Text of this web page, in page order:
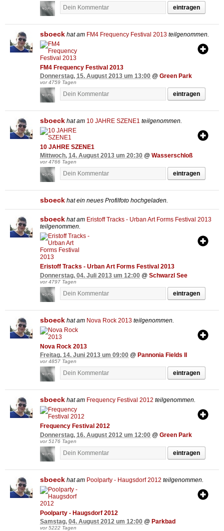
eintragen
sboeck hat am FM4 Frequency Festival 2013 teilgenommen.
FM4 Frequency Festival 2013
Donnerstag, 15. August 2013 um 13:00 @ Green Park
vor 4759 Tagen
eintragen
sboeck hat am 10 JAHRE SZENE1 teilgenommen.
10 JAHRE SZENE1
Mittwoch, 14. August 2013 um 20:30 @ Wasserschloß
vor 4766 Tagen
eintragen
sboeck hat ein neues Profilfoto hochgeladen.
sboeck hat am Eristoff Tracks - Urban Art Forms Festival 2013
teilgenommen.
Eristoff Tracks - Urban Art Forms Festival 2013
Donnerstag, 04. Juli 2013 um 12:00 @ Schwarzl See
vor 4797 Tagen
eintragen
sboeck hat am Nova Rock 2013 teilgenommen.
Nova Rock 2013
Freitag, 14. Juni 2013 um 09:00 @ Pannonia Fields II
vor 4857 Tagen
eintragen
sboeck hat am Frequency Festival 2012 teilgenommen.
Frequency Festival 2012
Donnerstag, 16. August 2012 um 12:00 @ Green Park
vor 5176 Tagen
eintragen
sboeck hat am Poolparty - Haugsdorf 2012 teilgenommen.
Poolparty - Haugsdorf 2012
Samstag, 04. August 2012 um 12:00 @ Parkbad
vor 5222 Tagen